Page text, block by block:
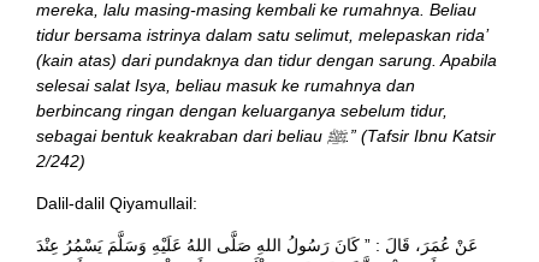
mereka, lalu masing-masing kembali ke rumahnya. Beliau
tidur bersama istrinya dalam satu selimut, melepaskan rida’
(kain atas) dari pundaknya dan tidur dengan sarung. Apabila
selesai salat Isya, beliau masuk ke rumahnya dan
berbincang ringan dengan keluarganya sebelum tidur,
sebagai bentuk keakraban dari beliau ﷺ.” (Tafsir Ibnu Katsir
2/242)
Dalil-dalil Qiyamullail:
عَنْ عُمَرَ، قَالَ : ” كَانَ رَسُولُ اللهِ صَلَّى اللهُ عَلَيْهِ وَسَلَّمَ يَسْمُرُ عِنْدَ